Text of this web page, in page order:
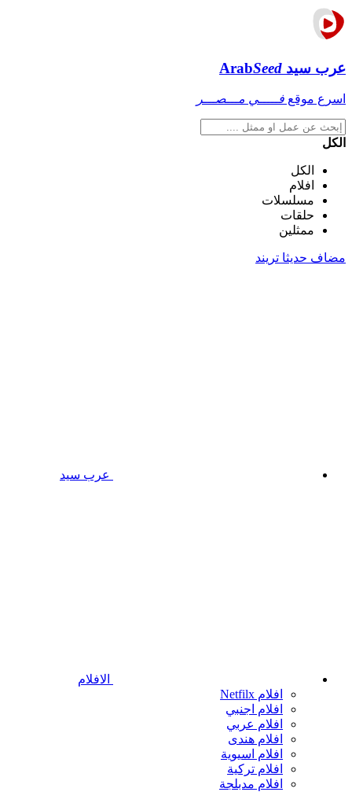
عرب سيد ArabSeed
اسرع موقع فـــــي مـــصـــر
الكل
الكل
افلام
مسلسلات
حلقات
ممثلين
مضاف حديثا تريند
عرب سيد
الافلام
افلام Netfilx
افلام اجنبي
افلام عربي
افلام هندى
افلام اسيوية
افلام تركية
افلام مدبلجة